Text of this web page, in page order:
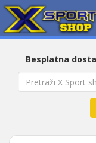
Besplatna